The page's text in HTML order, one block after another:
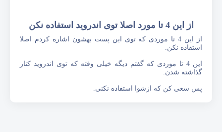
از این 4 تا مورد اصلا توی اندروید استفاده نکن
از این 4 تا موردی که توی این پست بهشون اشاره کردم اصلا
استفاده نکن.
این 4 تا موردی که گفتم دیگه خیلی وقته که توی اندروید کنار
گذاشته شدن.
پس سعی کن که ازشوا استفاده نکنی.